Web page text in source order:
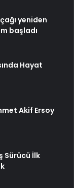
yeniden
başladı
Hayat
Akif Ersoy
Sürücü İlk